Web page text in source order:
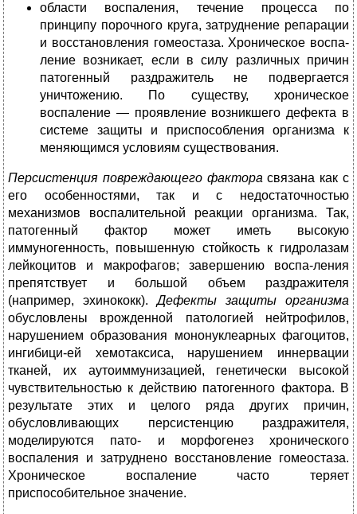
области воспаления, течение процесса по
принципу порочного круга, затруднение репарации
и восстановления гомеостаза. Хроническое воспа-
ление возникает, если в силу различных причин
патогенный раздражитель не подвергается
уничтожению. По существу, хроническое
воспаление — проявление возникшего дефекта в
системе защиты и приспособления организма к
меняющимся условиям существования.
Персистенция повреждающего фактора связана как с
его особенностями, так и с недостаточностью
механизмов воспалительной реакции организма. Так,
патогенный фактор может иметь высокую
иммуногенность, повышенную стойкость к гидролазам
лейкоцитов и макрофагов; завершению воспа-ления
препятствует и большой объем раздражителя
(например, эхинококк). Дефекты защиты организма
обусловлены врожденной патологией нейтрофилов,
нарушением образования мононуклеарных фагоцитов,
ингибици-ей хемотаксиса, нарушением иннервации
тканей, их аутоиммунизацией, генетически высокой
чувствительностью к действию патогенного фактора. В
результате этих и целого ряда других причин,
обусловливающих персистенцию раздражителя,
моделируются пато- и морфогенез хронического
воспаления и затруднено восстановление гомеостаза.
Хроническое воспаление часто теряет
приспособительное значение.